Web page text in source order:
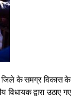
जिले के समग्र विकास के
विधायक द्वारा उठाए गए